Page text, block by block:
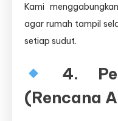
Kami
agar rumah tampil
setiap sudut.
4.
(Rencana